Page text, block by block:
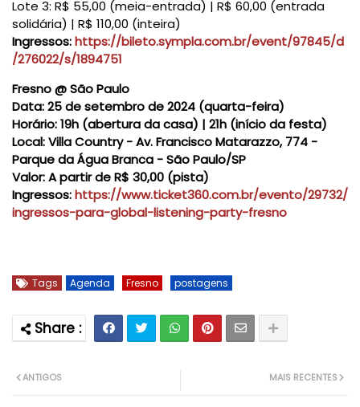
Lote 3: R$ 55,00 (meia-entrada) | R$ 60,00 (entrada
solidária) | R$ 110,00 (inteira)
Ingressos:https://bileto.sympla.com.br/event/97845/d
/276022/s/1894751
Fresno @ São Paulo
Data:25 de setembro de 2024 (quarta-feira)
Horário:19h (abertura da casa) | 21h (início da festa)
Local:Villa Country - Av. Francisco Matarazzo, 774 -
Parque da Água Branca - São Paulo/SP
Valor:A partir de R$ 30,00 (pista)
Ingressos:https://www.ticket360.com.br/evento/29732/
ingressos-para-global-listening-party-fresno
Tags Agenda Fresno postagens
MAIS RECENTES
ANTIGOS